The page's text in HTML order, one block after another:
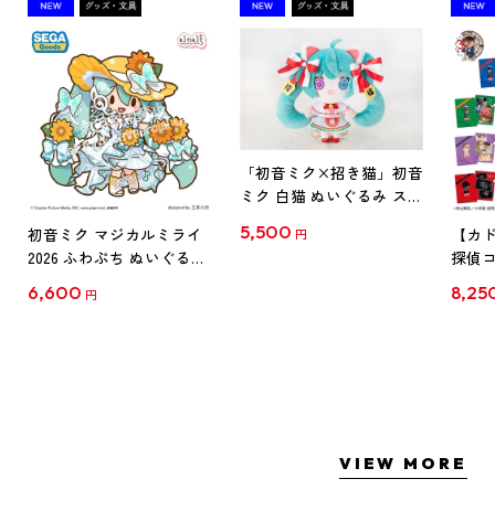
初音ミク マジカルミライ
2026 ふわぷち ぬいぐるみ
6,600 円
「初音ミク×招き猫」初音
ミク 白猫 ぬいぐるみ スタ
5,500 円
【カ
探偵
クリ
VIEW MORE